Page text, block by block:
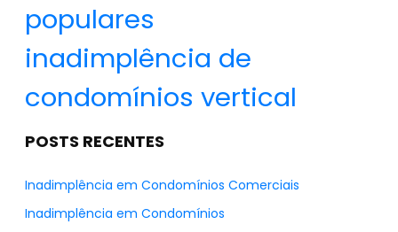
populares
inadimplência de
condomínios vertical
POSTS RECENTES
Inadimplência em Condomínios Comerciais
Inadimplência em Condomínios